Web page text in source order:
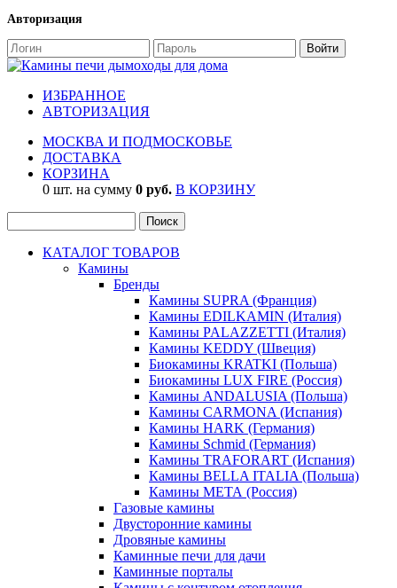
Авторизация
ИЗБРАННОЕ
АВТОРИЗАЦИЯ
МОСКВА И ПОДМОСКОВЬЕ
ДОСТАВКА
КОРЗИНА
0 шт. на сумму 0 руб. В КОРЗИНУ
КАТАЛОГ ТОВАРОВ
Камины
Бренды
Камины SUPRA (Франция)
Камины EDILKAMIN (Италия)
Камины PALAZZETTI (Италия)
Камины KEDDY (Швеция)
Биокамины KRATKI (Польша)
Биокамины LUX FIRE (Россия)
Камины ANDALUSIA (Польша)
Камины CARMONA (Испания)
Камины HARK (Германия)
Камины Schmid (Германия)
Камины TRAFORART (Испания)
Камины BELLA ITALIA (Польша)
Камины МЕТА (Россия)
Газовые камины
Двусторонние камины
Дровяные камины
Каминные печи для дачи
Каминные порталы